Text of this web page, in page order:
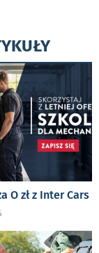
O zł z Inter Cars